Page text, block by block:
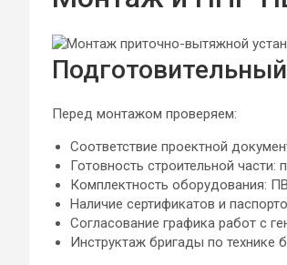
Перед монтажом проверяем:
Соответствие проектной
Готовность строительной
Комплектность оборудования:
Наличие сертификатов и
Согласование графика работ с
Инструктаж бригады по технике